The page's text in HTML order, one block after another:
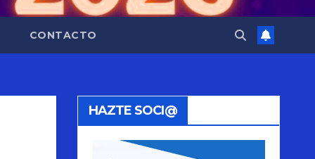
CONTACTO
HAZTE SOCI@